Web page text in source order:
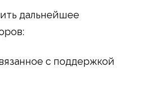
дальнейшее
с поддержкой